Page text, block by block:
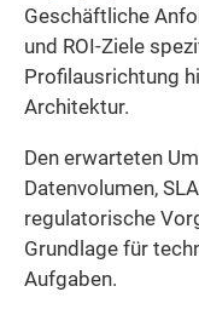
Geschäftliche
und ROI-Ziele
Profilausrichtung
Architektur.
Den erwarteten
Datenvolumen,
regulatorische
Grundlage für
Aufgaben.